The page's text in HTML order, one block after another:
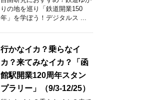
りの地を巡り「鉄道開業150
年」を学ぼう！デジタルス ...
行かなイカ？乗らなイ
カ？来てみなイカ？「函
館駅開業120周年スタン
プラリー」（9/3-12/25）